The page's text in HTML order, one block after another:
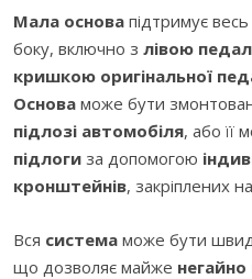
Мала основа підтримує весь
боку, включно з лівою
кришкою оригінальної
Основа може бути
підлозі автомобіля, або її
підлоги за допомогою
кронштейнів, закріплених на
Вся система може бути
що дозволяє майже